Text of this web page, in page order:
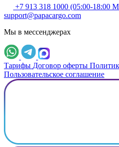
+7 913 318 1000 (05:00-18:00
support@papacargo.com
Мы в мессенджерах
Тарифы Договор оферты
Пользовательское соглашение